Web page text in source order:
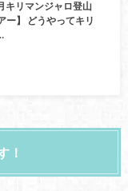
キリマンジャロ登山
ー】 どうやってキリ
！